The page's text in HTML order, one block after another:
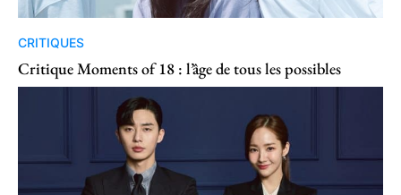
CRITIQUES
Critique Moments of 18 : l’âge de tous les possibles